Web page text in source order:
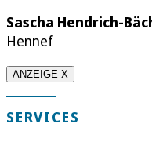
Sascha Hendrich-
Hennef
ANZEIGE X
SERVICES